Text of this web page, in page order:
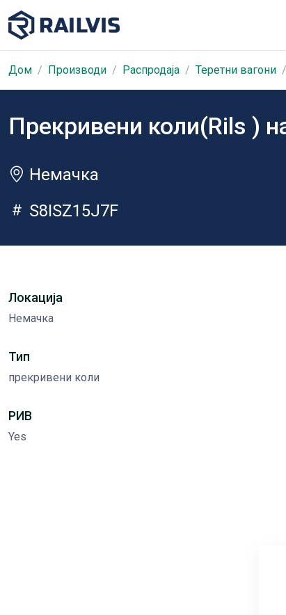
Дом Производи Распродаја Теретни вагони
Прекривени коли(Rils )
Немачка
S8ISZ15J7F
Локација
Немачка
Тип
прекривени коли
РИВ
Yes